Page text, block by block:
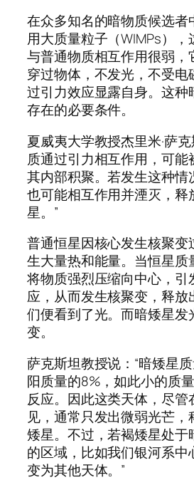
在众多知名的暗物质候选者
用大质量粒子（WIMPs）
与普通物质相互作用很弱，
穿过物体，不发光，不受电
过引力效应显露自身。这种
存在的必要条件。
夏威夷大学教授杰里米·萨
质通过引力相互作用，可能
其内部积聚。若发生这种情
也可能相互作用并湮灭，释
星。”
普通恒星因核心发生核聚变
生大量热和能量。当恒星质
将物质强烈压缩向中心，引
应，从而发生核聚变，释放
们便看到了光。而暗矮星发
变。
萨克斯坦教授说：“暗矮星
阳质量的8%，如此小的质
反应。因此这类天体，尽管
见，通常只发出微弱光芒，
矮星。不过，若褐矮星处于
的区域，比如我们银河系中
变为其他天体。”